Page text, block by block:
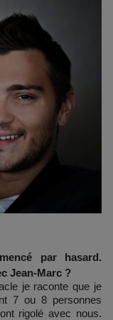
par hasard.
Jean-Marc ?
je raconte que je
7 ou 8 personnes
rigolé avec nous.